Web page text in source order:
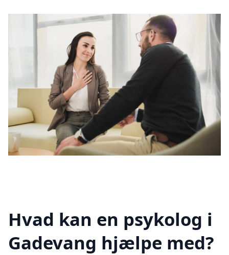
Hvad kan en psykolog i
Gadevang hjælpe med?